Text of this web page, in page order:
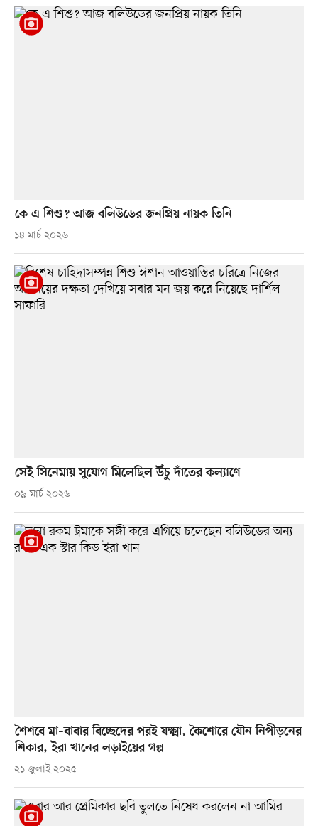
কে এ শিশু? আজ বলিউডের জনপ্রিয় নায়ক তিনি
১৪ মার্চ ২০২৬
সেই সিনেমায় সুযোগ মিলেছিল উঁচু দাঁতের কল্যাণে
০৯ মার্চ ২০২৬
শৈশবে মা–বাবার বিচ্ছেদের পরই যক্ষ্মা, কৈশোরে যৌন নিপীড়নের
শিকার, ইরা খানের লড়াইয়ের গল্প
২১ জুলাই ২০২৫